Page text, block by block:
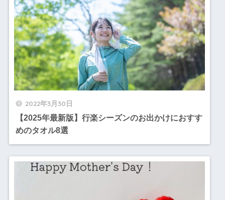
2022年3月30日
【2025年最新版】行楽シーズンのお出かけにおすす
めのタオル8選